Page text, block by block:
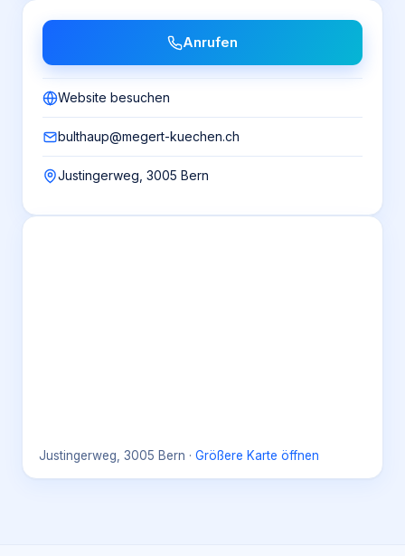
Anrufen
Website besuchen
bulthaup@megert-kuechen.ch
Justingerweg, 3005 Bern
Justingerweg, 3005 Bern · Größere Karte öffnen